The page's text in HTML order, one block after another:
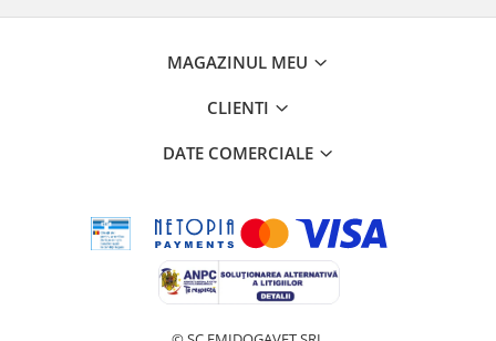
MAGAZINUL MEU
CLIENTI
DATE COMERCIALE